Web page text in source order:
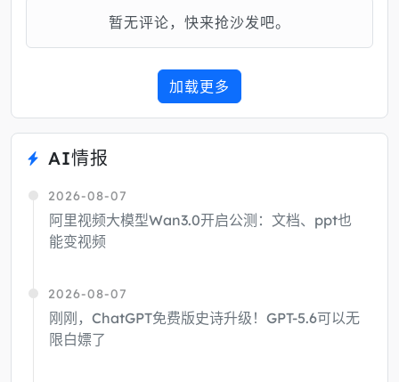
暂无评论，快来抢沙发吧。
加载更多
AI情报
2026-08-07
阿里视频大模型Wan3.0开启公测：文档、ppt也
能变视频
2026-08-07
刚刚，ChatGPT免费版史诗升级！GPT-5.6可以无
限白嫖了